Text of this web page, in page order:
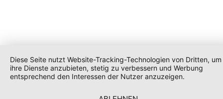
Diese Seite nutzt Website-Tracking-Technologien von Dritten, um
ihre Dienste anzubieten, stetig zu verbessern und Werbung
entsprechend den Interessen der Nutzer anzuzeigen.